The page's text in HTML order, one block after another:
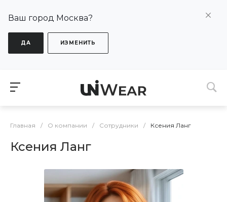
Ваш город Москва?
ДА ИЗМЕНИТЬ
Главная / О компании / Сотрудники / Ксения Ланг
Ксения Ланг